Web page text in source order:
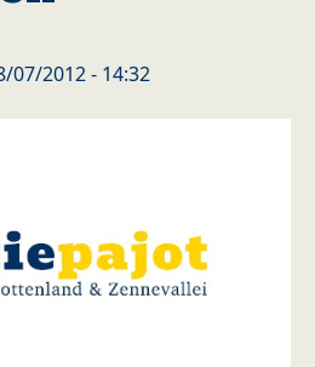
07/2012 - 14:32